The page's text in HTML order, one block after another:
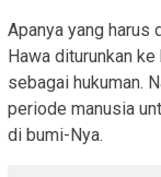
Apanya yang harus
Hawa diturunkan
sebagai hukuman.
periode manusia
di bumi-Nya.